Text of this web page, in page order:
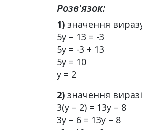
Розв'язок:
1) значення
5у – 13 = -3
5у = -3 + 13
5у = 10
у = 2
2) значення
3(у – 2) = 13у – 8
3у – 6 = 13у – 8